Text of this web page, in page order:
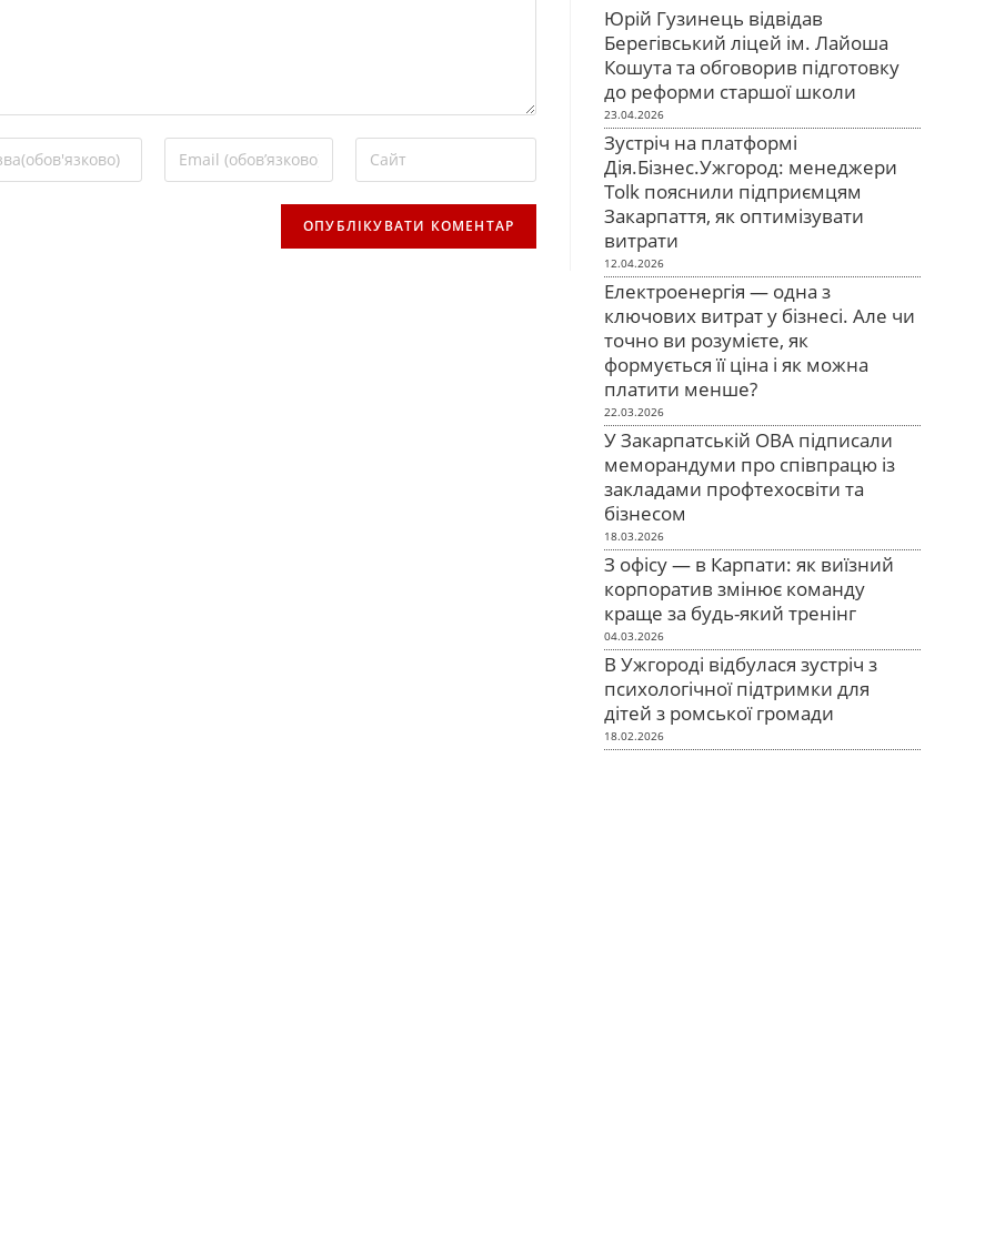
Юрій Гузинець відвідав
Берегівський ліцей ім. Лайоша
Кошута та обговорив підготовку
до реформи старшої школи
23.04.2026
Зустріч на платформі
Дія.Бізнес.Ужгород: менеджери
Tolk пояснили підприємцям
Закарпаття, як оптимізувати
витрати
12.04.2026
Електроенергія — одна з
ключових витрат у бізнесі. Але чи
точно ви розумієте, як
формується її ціна і як можна
платити менше?
22.03.2026
У Закарпатській ОВА підписали
меморандуми про співпрацю із
закладами профтехосвіти та
бізнесом
18.03.2026
З офісу — в Карпати: як виїзний
корпоратив змінює команду
краще за будь-який тренінг
04.03.2026
В Ужгороді відбулася зустріч з
психологічної підтримки для
дітей з ромської громади
18.02.2026